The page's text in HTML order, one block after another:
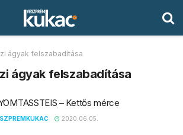
ágyak felszabadítása
ágyak felszabadítása
– Kettős mérce
2020.06.05.